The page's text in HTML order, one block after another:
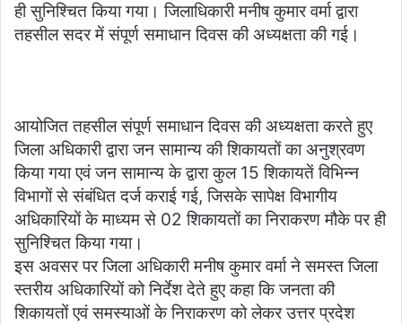
ही सुनिश्चित किया गया। जिलाधिकारी मनीष कुमार वर्मा द्वारा
तहसील सदर में संपूर्ण समाधान दिवस की अध्यक्षता की गई।
आयोजित तहसील संपूर्ण समाधान दिवस की अध्यक्षता करते हुए
जिला अधिकारी द्वारा जन सामान्य की शिकायतों का अनुश्रवण
किया गया एवं जन सामान्य के द्वारा कुल 15 शिकायतें विभिन्न
विभागों से संबंधित दर्ज कराई गई, जिसके सापेक्ष विभागीय
अधिकारियों के माध्यम से 02 शिकायतों का निराकरण मौके पर ही
सुनिश्चित किया गया।
इस अवसर पर जिला अधिकारी मनीष कुमार वर्मा ने समस्त जिला
स्तरीय अधिकारियों को निर्देश देते हुए कहा कि जनता की
शिकायतों एवं समस्याओं के निराकरण को लेकर उत्तर प्रदेश